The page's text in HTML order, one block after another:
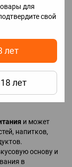
для
свой
лет
лет
и может
напитков,
основу и
в